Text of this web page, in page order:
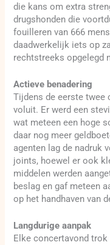
die kans om extra
drugshonden die
fouilleren van 666
daadwerkelijk iets op
rechtstreeks opgelegd
Actieve benadering
Tijdens de eerste twee
voluit. Er werd een
wat meteen een hoge
daar nog meer
agenten lag de nadruk
joints, hoewel er ook
middelen werden
beslag en gaf meteen
op het handhaven van
Langdurige aanpak
Elke concertavond